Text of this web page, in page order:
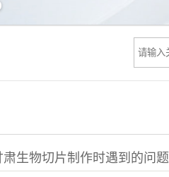
肃生物切片制作时遇到的问题